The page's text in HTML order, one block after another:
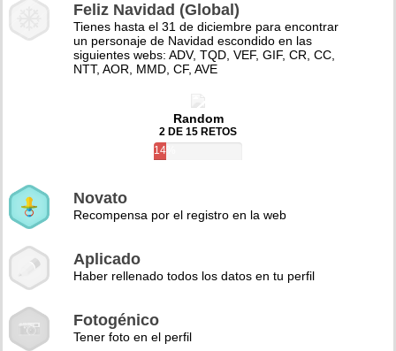
Feliz Navidad (Global)
Tienes hasta el 31 de diciembre para encontrar
un personaje de Navidad escondido en las
siguientes webs: ADV, TQD, VEF, GIF, CR, CC,
NTT, AOR, MMD, CF, AVE
Random
2 DE 15 RETOS
14%
Novato
Recompensa por el registro en la web
Aplicado
Haber rellenado todos los datos en tu perfil
Fotogénico
Tener foto en el perfil